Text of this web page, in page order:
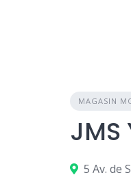
MAGASIN
5 Av. de